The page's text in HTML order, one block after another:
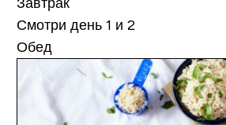
Смотри день 1 и 2
Обед